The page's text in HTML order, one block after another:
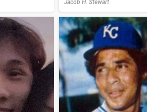
Jacob H. Stewart